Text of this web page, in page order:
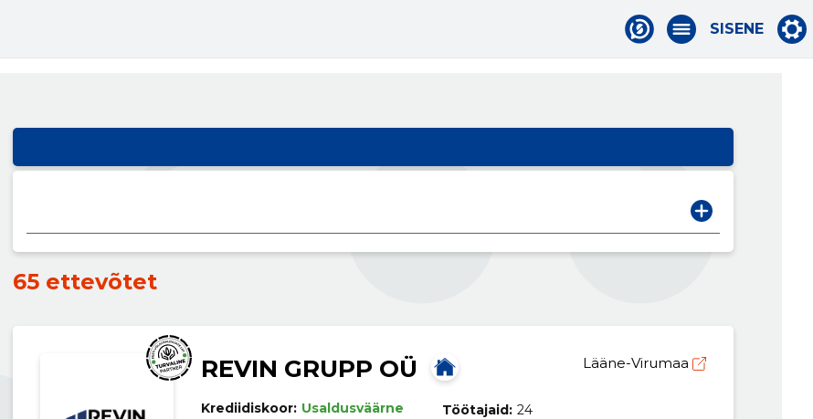
SISENE
65 ettevõtet
REVIN GRUPP OÜ Lääne-Virumaa
Krediidiskoor: Usaldusväärne
Töötajaid: 24